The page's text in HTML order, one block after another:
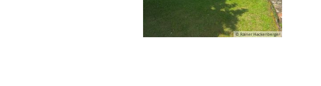
© Rainer Hackenberger